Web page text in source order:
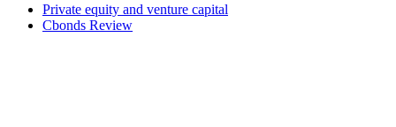
Private equity and venture capital
Cbonds Review